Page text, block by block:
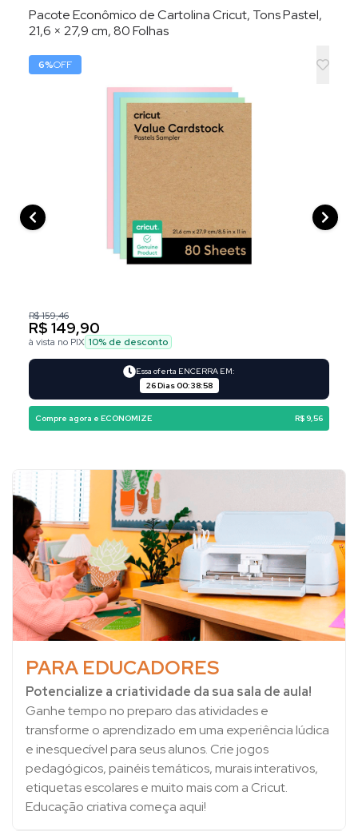
Pacote Econômico de Cartolina Cricut, Tons Pastel,
21,6 × 27,9 cm, 80 Folhas
6%OFF
R$ 159,46
R$ 149,90
à vista no PIX 10% de desconto
Essa oferta ENCERRA EM:
26 Dias00:38:57
Compre agora e ECONOMIZE R$ 9,56
PARA EDUCADORES
Potencialize a criatividade da sua sala de aula!
Ganhe tempo no preparo das atividades e
transforme o aprendizado em uma experiência lúdica
e inesquecível para seus alunos. Crie jogos
pedagógicos, painéis temáticos, murais interativos,
etiquetas escolares e muito mais com a Cricut.
Educação criativa começa aqui!